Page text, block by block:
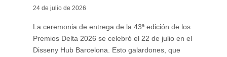
24 de julio de 2026
La ceremonia de entrega de la 43ª edición de los
Premios Delta 2026 se celebró el 22 de julio en el
Disseny Hub Barcelona. Esto galardones, que